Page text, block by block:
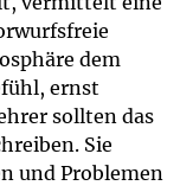
dem
ernst
sollten das
Sie
und Problemen